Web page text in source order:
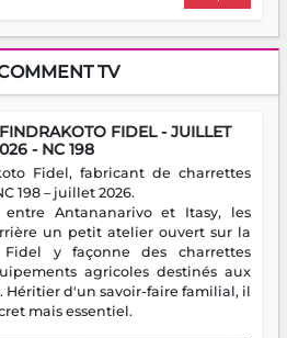
TV
FIDEL - JUILLET
- NC 198
Fidel, fabricant de charrettes
198 – juillet 2026.
Antananarivo et Itasy, les
un petit atelier ouvert sur la
Fidel y façonne des charrettes
agricoles destinés aux
Héritier d'un savoir-faire familial, il
mais essentiel.